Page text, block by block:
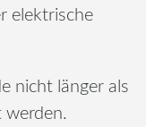
elektrische
nicht länger als